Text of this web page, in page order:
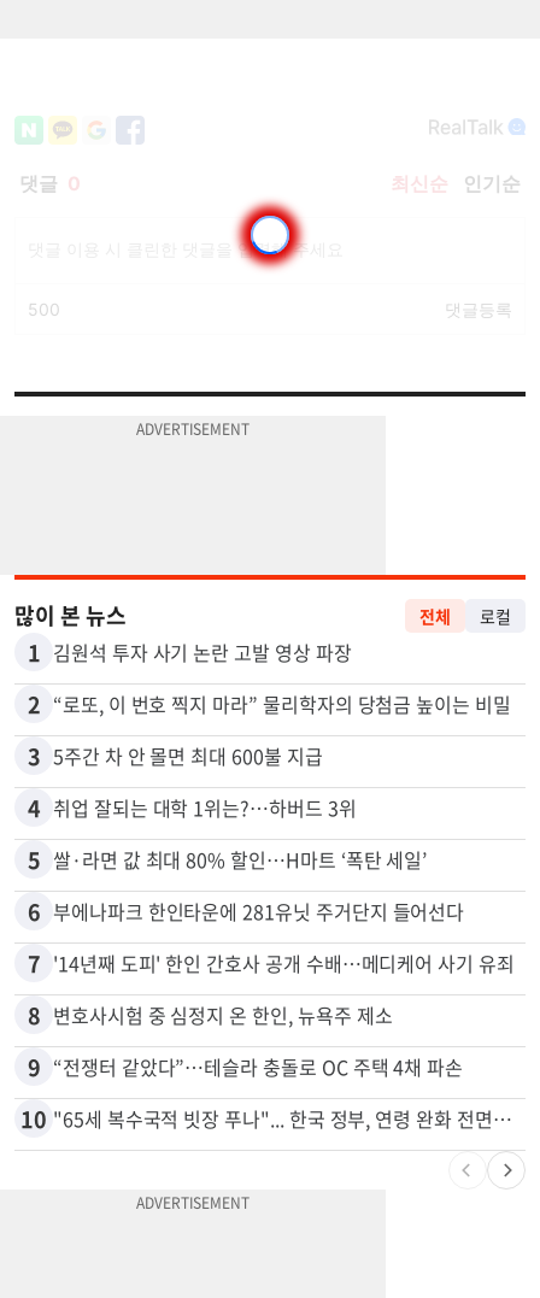
1 김원석 투자 사기 논란 고발 영상 파장
2 “로또, 이 번호 찍지 마라” 물리학자의 당첨금 높이는 비밀
3 5주간 차 안 몰면 최대 600불 지급
4 취업 잘되는 대학 1위는?…하버드 3위
5 쌀·라면 값 최대 80% 할인…H마트 ‘폭탄 세일’
6 부에나파크 한인타운에 281유닛 주거단지 들어선다
7 '14년째 도피' 한인 간호사 공개 수배…메디케어 사기 유죄
8 변호사시험 중 심정지 온 한인, 뉴욕주 제소
9 “전쟁터 같았다”…테슬라 충돌로 OC 주택 4채 파손
"65세 복수국적 빗장 푸나"... 한국 정부, 연령 완화 전면 추진